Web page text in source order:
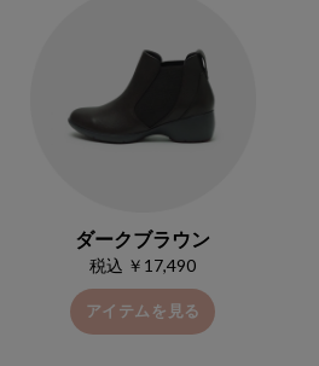
ダークブラウン
税込 ￥17,490
アイテムを見る